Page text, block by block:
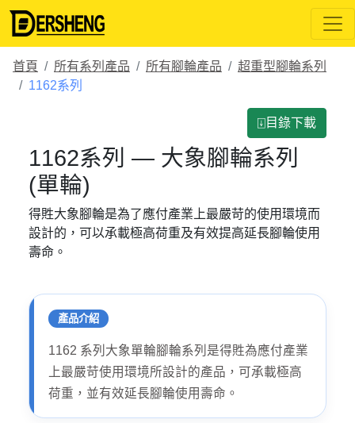
首頁 所有系列產品 所有腳輪產品
超重型腳輪系列
1162系列
⍗目錄下載
1162系列 — 大象腳輪系列
(單輪)
得貹大象腳輪是為了應付產業上最嚴苛的使用環境而
設計的，可以承載極高荷重及有效提高延長腳輪使用
壽命。
產品介紹
1162 系列大象單輪腳輪系列是得貹為應付產業
上最嚴苛使用環境所設計的產品，可承載極高
荷重，並有效延長腳輪使用壽命。